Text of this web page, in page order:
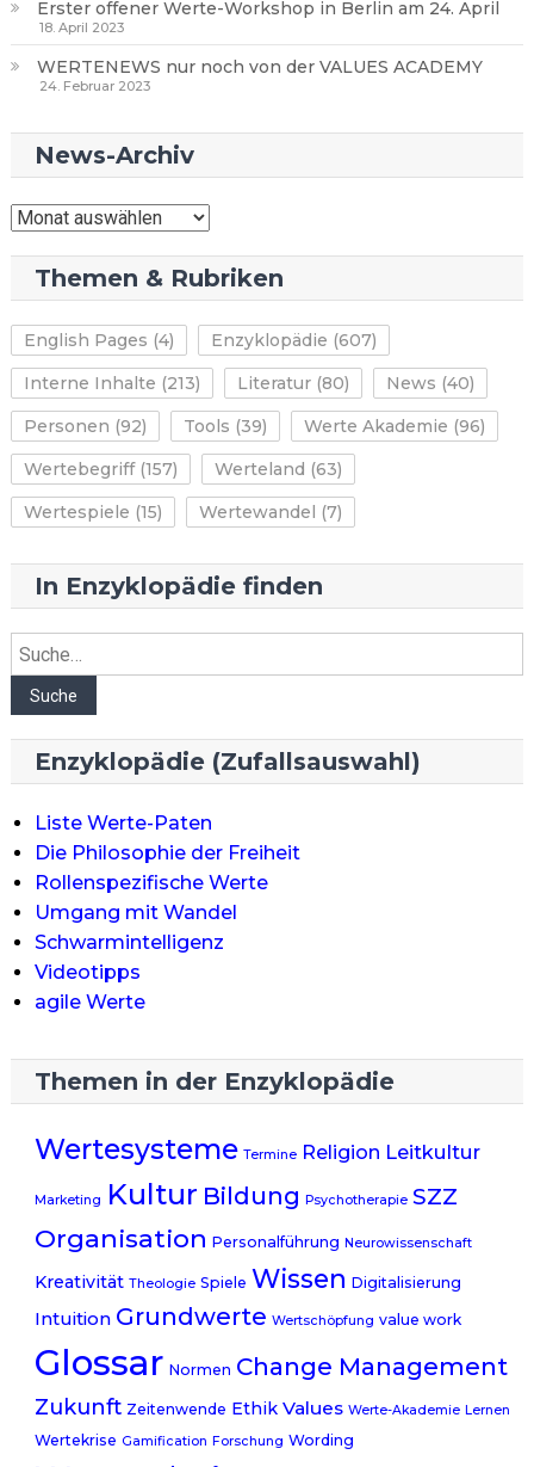
Erster offener Werte-Workshop in Berlin am 24. April
18. April 2023
WERTENEWS nur noch von der VALUES ACADEMY
24. Februar 2023
News-Archiv
News-
Themen & Rubriken
English Pages (4) Enzyklopädie (607)
Interne Inhalte (213) Literatur(80) News (40)
Personen (92) Tools (39) Werte Akademie (96)
Wertebegriff(157) Werteland (63)
Wertespiele (15) Wertewandel (7)
In Enzyklopädie finden
Suche
Suche
Enzyklopädie (Zufallsauswahl)
Liste Werte-Paten
Die Philosophie der Freiheit
Rollenspezifische Werte
Umgang mit Wandel
Schwarmintelligenz
Videotipps
agile Werte
Themen in der Enzyklopädie
Wertesysteme Termine Religion Leitkultur
Marketing Kultur Bildung Psychotherapie SZZ
Organisation Personalführung Neurowissenschaft
Kreativität Theologie Spiele Wissen Digitalisierung
Intuition Grundwerte Wertschöpfung value work
Glossar Normen Change Management
Zukunft Zeitenwende Ethik Values Werte-Akademie Lernen
Wertekrise Gamification Forschung Wording